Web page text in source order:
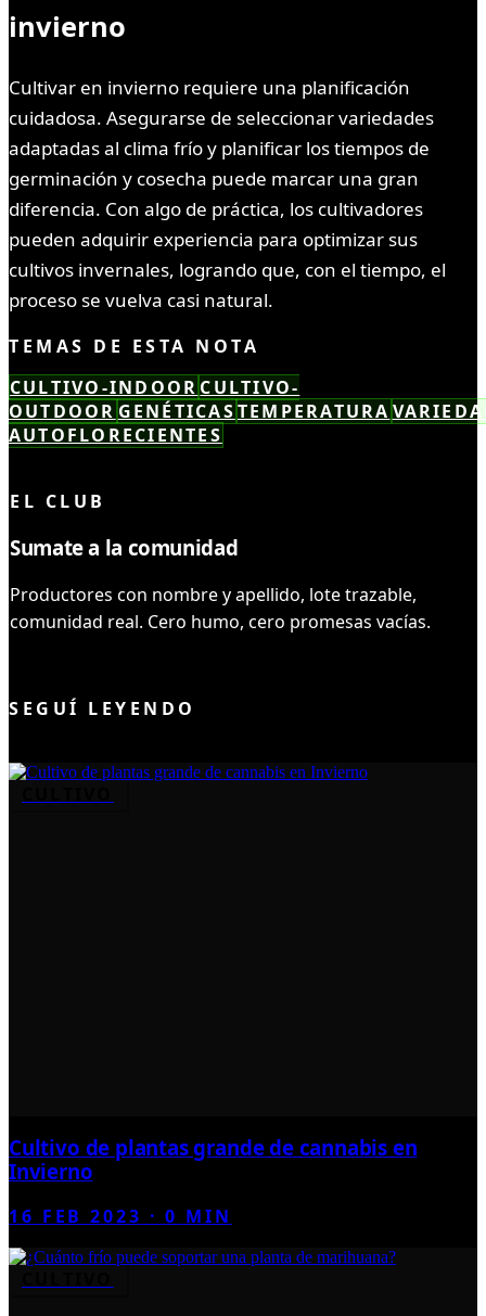
invierno
Cultivar en invierno requiere una planificación
cuidadosa. Asegurarse de seleccionar variedades
adaptadas al clima frío y planificar los tiempos de
germinación y cosecha puede marcar una gran
diferencia. Con algo de práctica, los cultivadores
pueden adquirir experiencia para optimizar sus
cultivos invernales, logrando que, con el tiempo, el
proceso se vuelva casi natural.
TEMAS DE ESTA NOTA
CULTIVO-INDOOR CULTIVO-
OUTDOOR GENÉTICASTEMPERATURA
AUTOFLORECIENTES
EL CLUB
Sumate a la comunidad
Productores con nombre y apellido, lote trazable,
comunidad real. Cero humo, cero promesas vacías.
SEGUÍ LEYENDO
Cultivo de plantas grande de cannabis en
Invierno
16 FEB 2023 ·0 MIN